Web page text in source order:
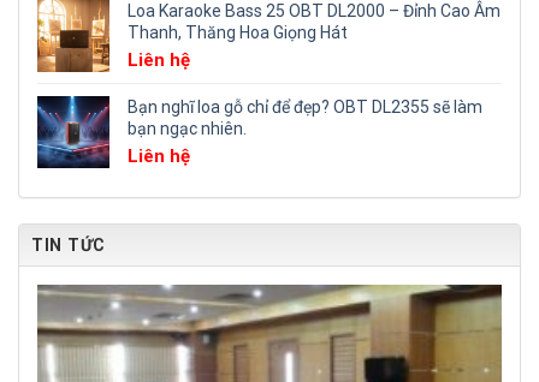
Loa Karaoke Bass 25 OBT DL2000 – Đỉnh Cao Âm
Thanh, Thăng Hoa Giọng Hát
Liên hệ
Bạn nghĩ loa gỗ chỉ để đẹp? OBT DL2355 sẽ làm
bạn ngạc nhiên.
Liên hệ
TIN TỨC